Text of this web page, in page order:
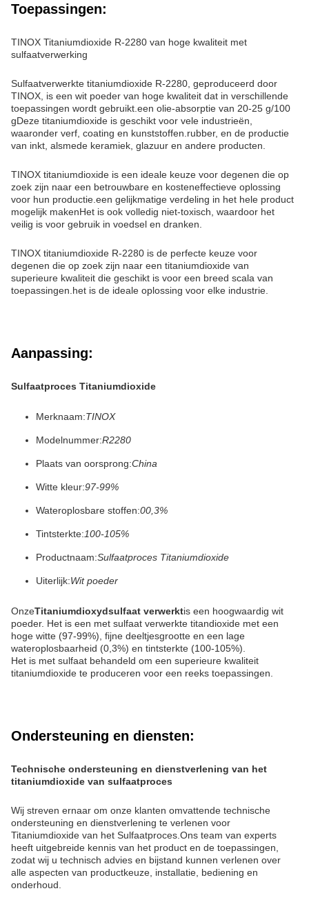
Toepassingen:
TINOX Titaniumdioxide R-2280 van hoge kwaliteit met
sulfaatverwerking
Sulfaatverwerkte titaniumdioxide R-2280, geproduceerd door
TINOX, is een wit poeder van hoge kwaliteit dat in verschillende
toepassingen wordt gebruikt.een olie-absorptie van 20-25 g/100
gDeze titaniumdioxide is geschikt voor vele industrieën,
waaronder verf, coating en kunststoffen.rubber, en de productie
van inkt, alsmede keramiek, glazuur en andere producten.
TINOX titaniumdioxide is een ideale keuze voor degenen die op
zoek zijn naar een betrouwbare en kosteneffectieve oplossing
voor hun productie.een gelijkmatige verdeling in het hele product
mogelijk makenHet is ook volledig niet-toxisch, waardoor het
veilig is voor gebruik in voedsel en dranken.
TINOX titaniumdioxide R-2280 is de perfecte keuze voor
degenen die op zoek zijn naar een titaniumdioxide van
superieure kwaliteit die geschikt is voor een breed scala van
toepassingen.het is de ideale oplossing voor elke industrie.
Aanpassing:
Sulfaatproces Titaniumdioxide
Merknaam:TINOX
Modelnummer:R2280
Plaats van oorsprong:China
Witte kleur:97-99%
Wateroplosbare stoffen:00,3%
Tintsterkte:100-105%
Productnaam:Sulfaatproces Titaniumdioxide
Uiterlijk:Wit poeder
OnzeTitaniumdioxydsulfaat verwerktis een hoogwaardig wit
poeder. Het is een met sulfaat verwerkte titandioxide met een
hoge witte (97-99%), fijne deeltjesgrootte en een lage
wateroplosbaarheid (0,3%) en tintsterkte (100-105%).
Het is met sulfaat behandeld om een superieure kwaliteit
titaniumdioxide te produceren voor een reeks toepassingen.
Ondersteuning en diensten:
Technische ondersteuning en dienstverlening van het
titaniumdioxide van sulfaatproces
Wij streven ernaar om onze klanten omvattende technische
ondersteuning en dienstverlening te verlenen voor
Titaniumdioxide van het Sulfaatproces.Ons team van experts
heeft uitgebreide kennis van het product en de toepassingen,
zodat wij u technisch advies en bijstand kunnen verlenen over
alle aspecten van productkeuze, installatie, bediening en
onderhoud.